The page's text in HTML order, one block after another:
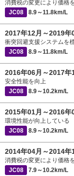
消費税の変更により価格
JC08
8.9～11.8km/L
2017年12月～2019年
衝突回避支援システムを
JC08
8.9～11.8km/L
2016年06月～2017年
安全性能を向上
JC08
8.9～10.2km/L
2015年01月～2016年
環境性能が向上している
JC08
8.9～10.2km/L
2014年04月～2014年
消費税の変更により価格
JC08
7.9～10.2km/L